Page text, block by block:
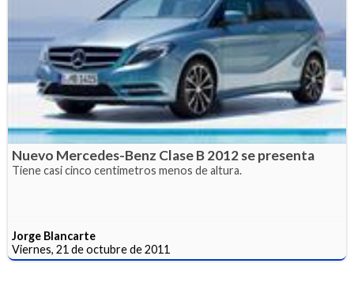
Nuevo Mercedes-Benz Clase B 2012 se presenta
Tiene casi cinco centimetros menos de altura.
Jorge Blancarte
Viernes, 21 de octubre de 2011